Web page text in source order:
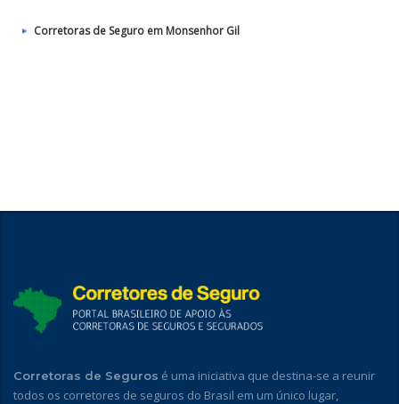
Corretoras de Seguro em Monsenhor Gil
Corretoras de Seguros é uma iniciativa que destina-se a reunir
todos os corretores de seguros do Brasil em um único lugar,